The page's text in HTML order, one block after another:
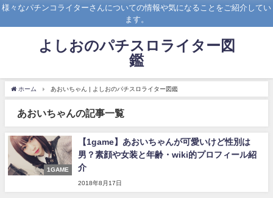
様々なパチンコライターさんについての情報や気になることをご紹介してい
ます。
よしおのパチスロライター図
鑑
ホーム あおいちゃん | よしおのパチスロライター図鑑
あおいちゃんの記事一覧
1GAME
【1game】あおいちゃんが可愛いけど性別は
男？素顔や女装と年齢・wiki的プロフィール紹
介
2018年8月17日